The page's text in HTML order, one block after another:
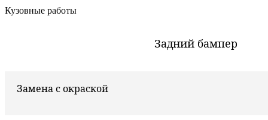
Кузовные работы
Задний бампер
Замена с окраской